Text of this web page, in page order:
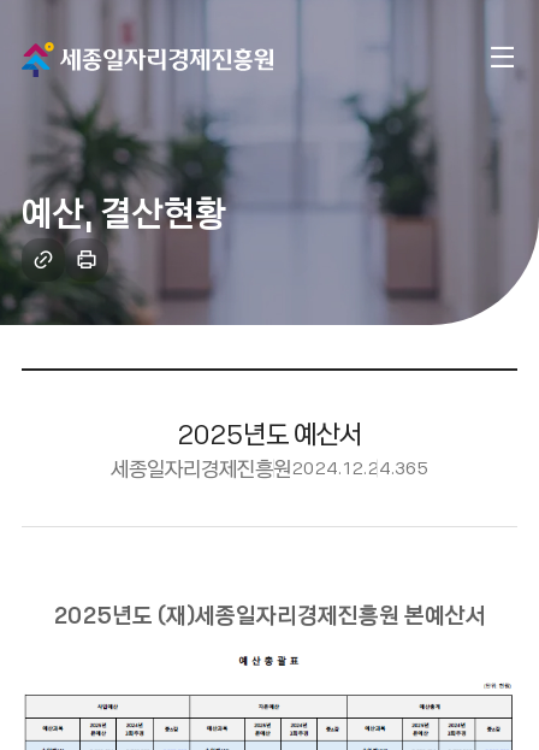
메
로
동
체
예산, 결산현황
링
크
복
인
하
2025년도 예산서
세종일자리경제진흥원2024.12.24.365
2025년도 (재)세종일자리경제진흥원 본예산서